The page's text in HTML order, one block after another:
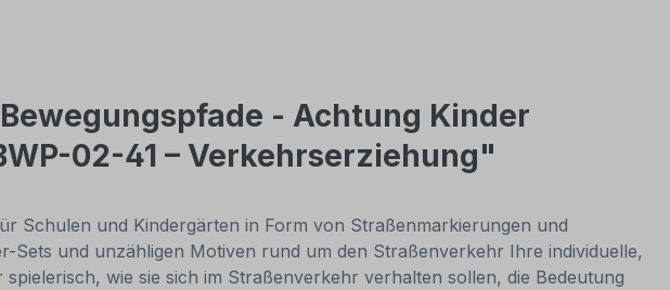
- Achtung Kinder
02-41 – Verkehrserziehung"
Schulen und Kindergärten in Form von Straßenmarkierungen und
Sets und unzähligen Motiven rund um den Straßenverkehr Ihre individuelle,
wie sie sich im Straßenverkehr verhalten sollen, die Bedeutung